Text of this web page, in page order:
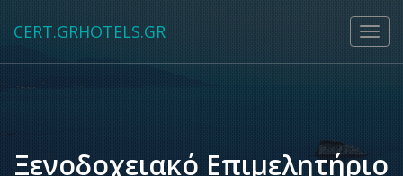
CERT.GRHOTELS.GR
Ξενοδοχειακό Επιμελητήριο